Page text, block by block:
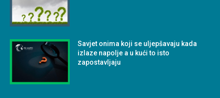
Savjet onima koji se uljepšavaju kada
izlaze napolje a u kući to isto
zapostavljaju